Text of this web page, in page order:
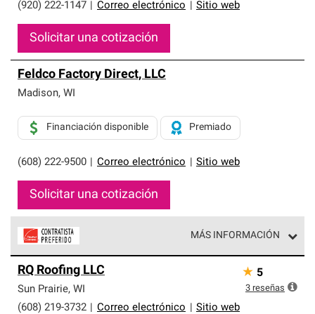
(920) 222-1147 Correo electrónico Sitio web
Solicitar una cotización
Feldco Factory Direct, LLC
Madison, WI
(608) 222-9500 Correo electrónico Sitio web
Financiación disponible Premiado
Solicitar una cotización
MÁS INFORMACIÓN
parte de una red exclusiva de profesionales de techos
que cumplen con altos estándares y requisitos estrictos
de profesionalismo y confiabilidad.
RQ Roofing LLC
Sun Prairie, WI
(608) 219-3732
Correo electrónico Sitio web
★ 5
3 reseñas